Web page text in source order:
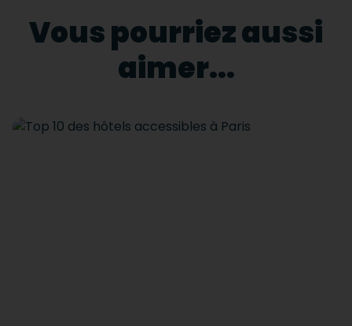
Vous pourriez aussi
aimer...